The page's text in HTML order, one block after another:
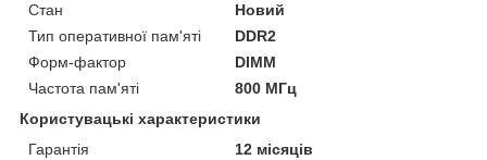
Стан
Новий
Тип оперативної пам'яті
DDR2
Форм-фактор
DIMM
Частота пам'яті
800 МГц
Користувацькі характеристики
Гарантія
12 місяців